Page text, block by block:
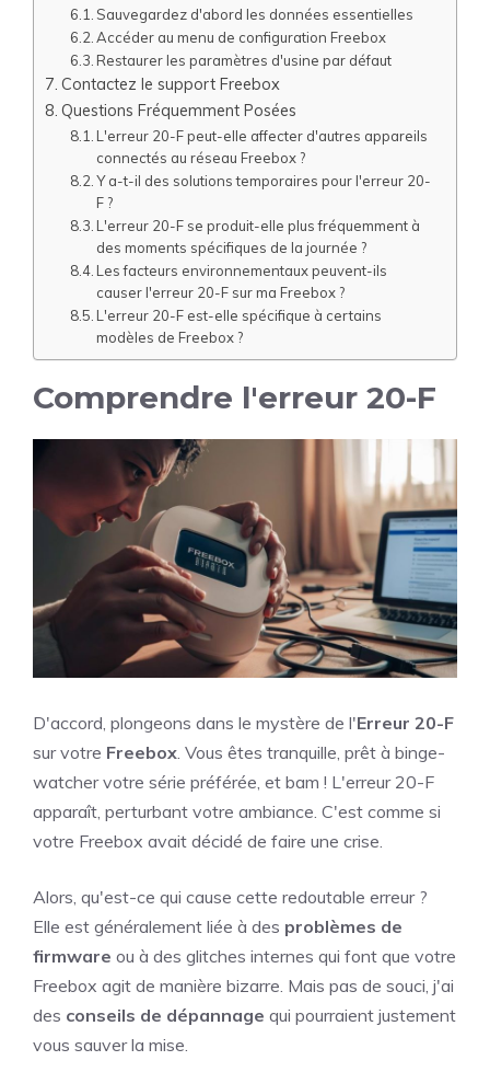
Sauvegardez d'abord les données essentielles
Accéder au menu de configuration Freebox
Restaurer les paramètres d'usine par défaut
Contactez le support Freebox
Questions Fréquemment Posées
L'erreur 20-F peut-elle affecter d'autres appareils
connectés au réseau Freebox ?
Y a-t-il des solutions temporaires pour l'erreur 20-
F ?
L'erreur 20-F se produit-elle plus fréquemment à
des moments spécifiques de la journée ?
Les facteurs environnementaux peuvent-ils
causer l'erreur 20-F sur ma Freebox ?
L'erreur 20-F est-elle spécifique à certains
modèles de Freebox ?
Comprendre l'erreur 20-F
D'accord, plongeons dans le mystère de l'Erreur 20-F
sur votre Freebox. Vous êtes tranquille, prêt à binge-
watcher votre série préférée, et bam ! L'erreur 20-F
apparaît, perturbant votre ambiance. C'est comme si
votre Freebox avait décidé de faire une crise.
Alors, qu'est-ce qui cause cette redoutable erreur ?
Elle est généralement liée à des problèmes de
firmware ou à des glitches internes qui font que votre
Freebox agit de manière bizarre. Mais pas de souci, j'ai
des conseils de dépannage qui pourraient justement
vous sauver la mise.